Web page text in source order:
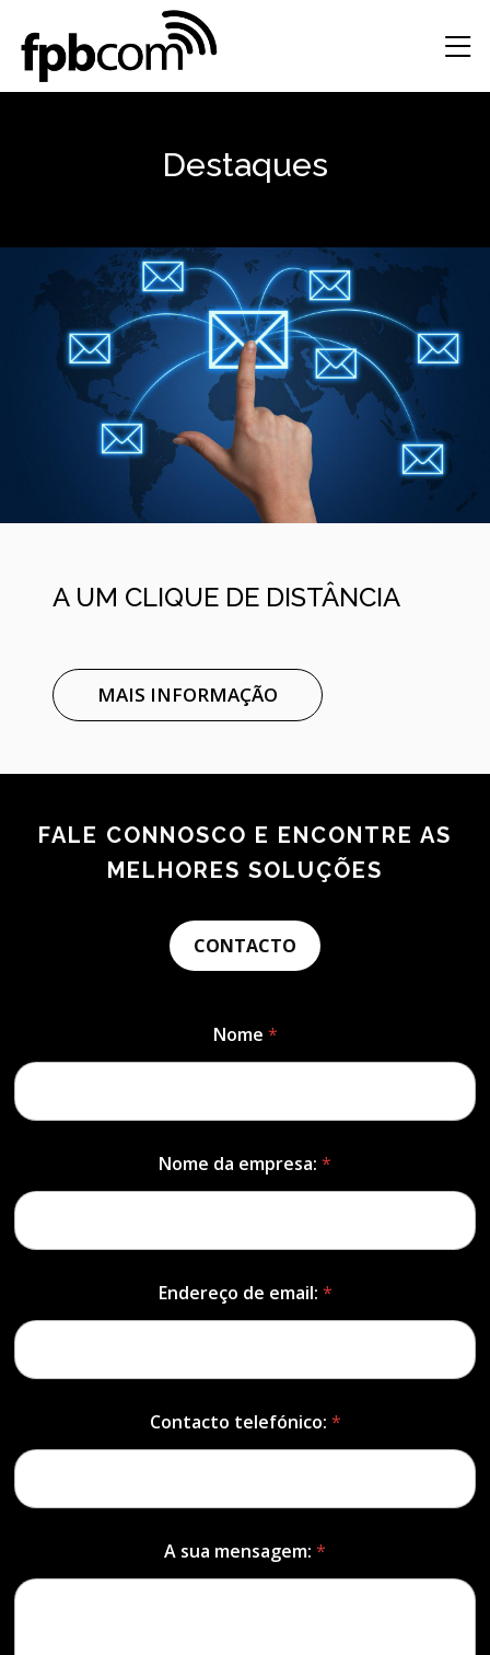
Destaques
A UM CLIQUE DE DISTÂNCIA
MAIS INFORMAÇÃO
FALE CONNOSCO E ENCONTRE AS
MELHORES SOLUÇÕES
CONTACTO
Nome *
Nome da empresa: *
Endereço de email: *
Contacto telefónico: *
A sua mensagem: *